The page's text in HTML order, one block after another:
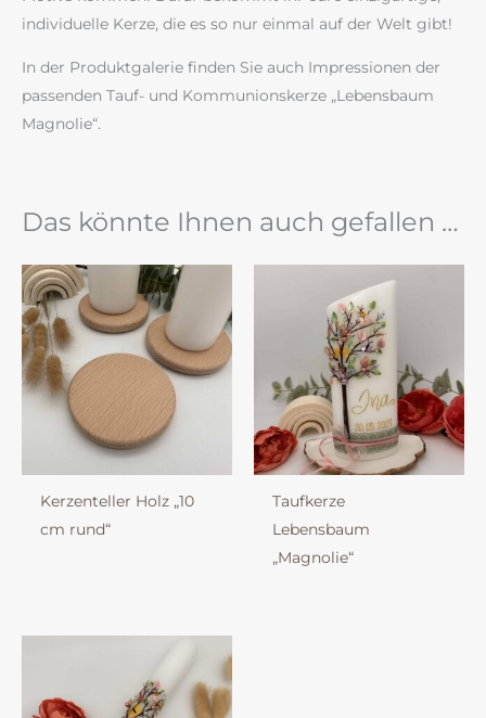
individuelle Kerze, die es so nur einmal auf der Welt gibt!
In der Produktgalerie finden Sie auch Impressionen der
passenden Tauf- und Kommunionskerze „Lebensbaum
Magnolie“.
Das könnte Ihnen auch gefallen …
Kerzenteller Holz „10
cm rund“
Taufkerze
Lebensbaum
„Magnolie“